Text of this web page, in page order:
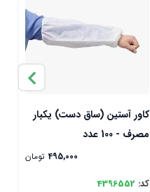
کاور آستین (ساق دست) یکبار
مصرف - 100 عدد
495,000 تومان
کد: 4396552